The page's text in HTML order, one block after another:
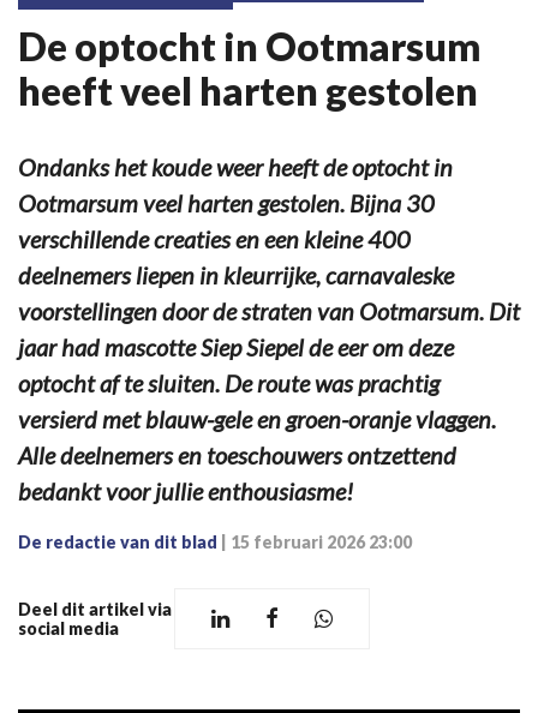
De optocht in Ootmarsum
heeft veel harten gestolen
Ondanks het koude weer heeft de optocht in
Ootmarsum veel harten gestolen. Bijna 30
verschillende creaties en een kleine 400
deelnemers liepen in kleurrijke, carnavaleske
voorstellingen door de straten van Ootmarsum. Dit
jaar had mascotte Siep Siepel de eer om deze
optocht af te sluiten. De route was prachtig
versierd met blauw-gele en groen-oranje vlaggen.
Alle deelnemers en toeschouwers ontzettend
bedankt voor jullie enthousiasme!
De redactie van dit blad 15 februari 2026 23:00
Deel dit artikel via
social media